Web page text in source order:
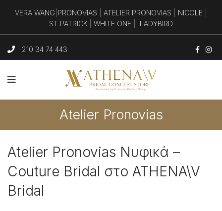
210 34 74 443
Atelier Pronovias
Atelier Pronovias Νυφικά –
Couture Bridal στο ATHENA\V
Bridal
VERA WANG PRONOVIAS ATELIER PRONOVIAS NICOLE
ST.PATRICK
WHITE ONE LADYBIRD